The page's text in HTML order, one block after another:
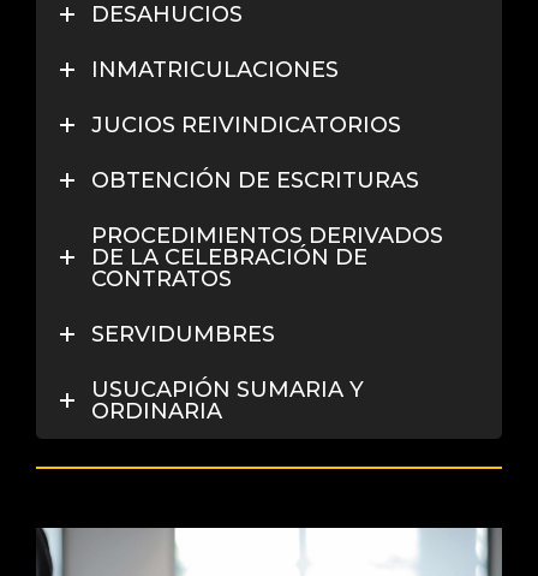
DESAHUCIOS
INMATRICULACIONES
JUCIOS REIVINDICATORIOS
OBTENCIÓN DE ESCRITURAS
PROCEDIMIENTOS DERIVADOS
DE LA CELEBRACIÓN DE
CONTRATOS
SERVIDUMBRES
USUCAPIÓN SUMARIA Y
ORDINARIA